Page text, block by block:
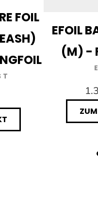
FOIL
EFOIL
(M) -